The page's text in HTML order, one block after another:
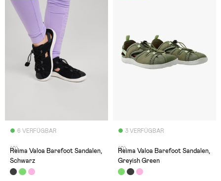
6 VERFÜGBAR
(0)
Reima Valoa Barefoot Sandalen,
Schwarz
3 VERFÜGBAR
(0)
Reima Valoa Barefoot Sandalen,
Greyish Green